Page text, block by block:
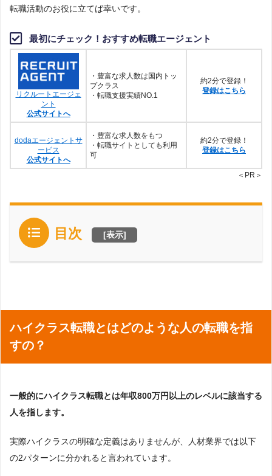
転職活動のお役に立てば幸いです。
最初にチェック！おすすめ転職エージェント
リクルートエージェ
ント
公式サイトへ
・豊富な求人数は国内トッ
プクラス
・転職支援実績NO.1
約2分で登録！
登録はこちら
dodaエージェントサ
ービス
公式サイトへ
・豊富な求人数をもつ
・転職サイトとしても利用
可
約2分で登録！
登録はこちら
＜PR＞
目次 [表示]
ハイクラス転職とはどのような人の転職を指
すの？
一般的にハイクラス転職とは年収800万円以上のレベルに該当する
人を指します。
実際ハイクラスの明確な定義はありませんが、人材業界では以下
の2パターンに分かれると言われています。